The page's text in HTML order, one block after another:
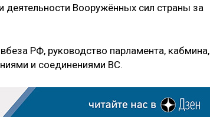
Вооружённых сил страны за
РФ, руководство парламента, кабмина,
и соединениями ВС.